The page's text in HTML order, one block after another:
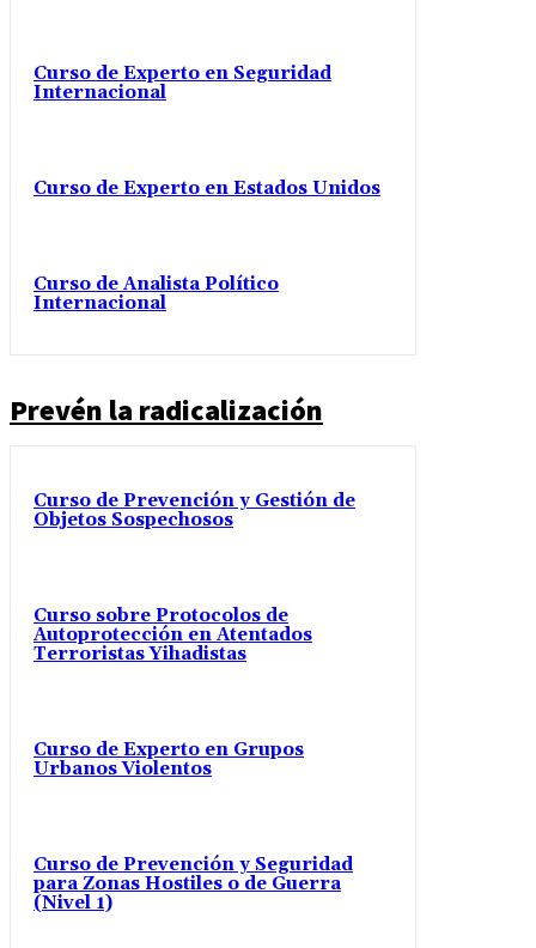
Curso de Experto en Seguridad
Internacional
Curso de Experto en Estados Unidos
Curso de Analista Político
Internacional
Prevén la radicalización
Curso de Prevención y Gestión de
Objetos Sospechosos
Curso sobre Protocolos de
Autoprotección en Atentados
Terroristas Yihadistas
Curso de Experto en Grupos
Urbanos Violentos
Curso de Prevención y Seguridad
para Zonas Hostiles o de Guerra
(Nivel 1)